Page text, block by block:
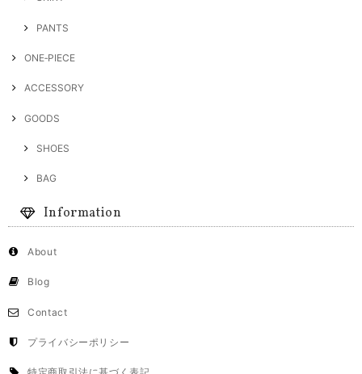
PANTS
ONE‐PIECE
ACCESSORY
GOODS
SHOES
BAG
Information
About
Blog
Contact
プライバシーポリシー